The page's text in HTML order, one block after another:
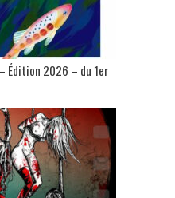
Édition 2026 – du 1er